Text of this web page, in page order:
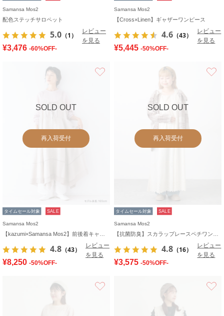
Samansa Mos2
配色ステッチサロペット
5.0 （1）
レビュー
を見る
¥3,476 -60%OFF-
Samansa Mos2
【Cross×Linen】ギャザーワンピース
4.6 （43）
レビュー
を見る
¥5,445 -50%OFF-
SOLD OUT
再入荷受付
タイムセール対象 SALE
Samansa Mos2
4.8 （43）
レビュー
を見る
¥8,250 -50%OFF-
SOLD OUT
再入荷受付
タイムセール対象 SALE
Samansa Mos2
4.8 （16）
レビュー
を見る
¥3,575 -50%OFF-